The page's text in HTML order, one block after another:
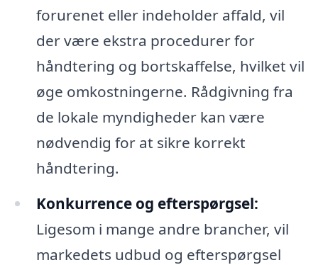
forurenet eller indeholder affald, vil
der være ekstra procedurer for
håndtering og bortskaffelse, hvilket vil
øge omkostningerne. Rådgivning fra
de lokale myndigheder kan være
nødvendig for at sikre korrekt
håndtering.
Konkurrence og efterspørgsel:
Ligesom i mange andre brancher, vil
markedets udbud og efterspørgsel